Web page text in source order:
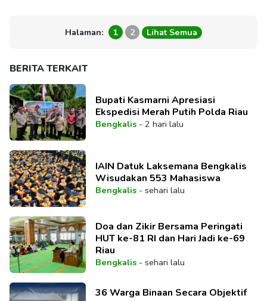
Halaman: 1 2 Lihat Semua
BERITA TERKAIT
Bupati Kasmarni Apresiasi
Ekspedisi Merah Putih Polda Riau
Bengkalis- 2 hari lalu
IAIN Datuk Laksemana Bengkalis
Wisudakan 553 Mahasiswa
Bengkalis- sehari lalu
Doa dan Zikir Bersama Peringati
HUT ke-81 RI dan Hari Jadi ke-69
Riau
Bengkalis- sehari lalu
36 Warga Binaan Secara Objektif